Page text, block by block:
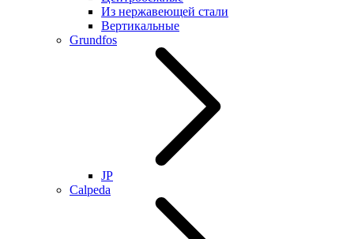
Из нержавеющей стали
Вертикальные
Grundfos
JP
Calpeda